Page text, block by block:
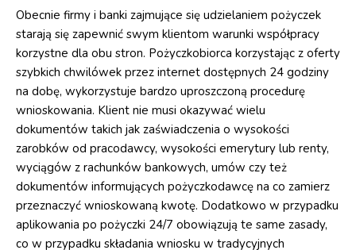
Obecnie firmy i banki zajmujące się udzielaniem pożyczek
starają się zapewnić swym klientom warunki współpracy
korzystne dla obu stron. Pożyczkobiorca korzystając z oferty
szybkich chwilówek przez internet dostępnych 24 godziny
na dobę, wykorzystuje bardzo uproszczoną procedurę
wnioskowania. Klient nie musi okazywać wielu
dokumentów takich jak zaświadczenia o wysokości
zarobków od pracodawcy, wysokości emerytury lub renty,
wyciągów z rachunków bankowych, umów czy też
dokumentów informujących pożyczkodawcę na co zamierz
przeznaczyć wnioskowaną kwotę. Dodatkowo w przypadku
aplikowania po pożyczki 24/7 obowiązują te same zasady,
co w przypadku składania wniosku w tradycyjnych